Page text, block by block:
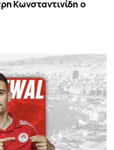
Κωνσταντινίδη ο